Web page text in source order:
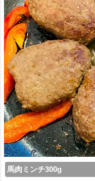
馬肉ミンチ300g